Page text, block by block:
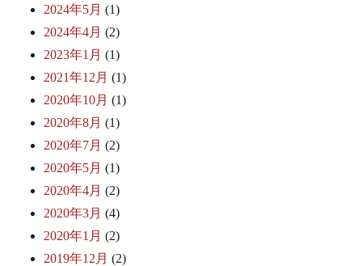
2024年5月 (1)
2024年4月 (2)
2023年1月 (1)
2021年12月 (1)
2020年10月 (1)
2020年8月 (1)
2020年7月 (2)
2020年5月 (1)
2020年4月 (2)
2020年3月 (4)
2020年1月 (2)
2019年12月 (2)